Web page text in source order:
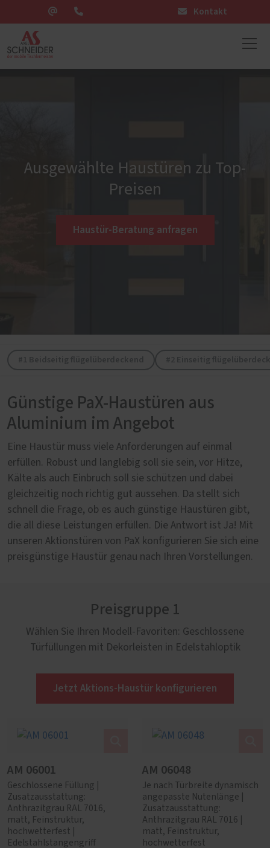
Kontakt
Ausgewählte Haustüren zu Top-
Preisen
Haustür-Beratung anfragen
Günstige PaX-Haustüren aus
Aluminium im Angebot
Eine Haustür muss viele Anforderungen auf einmal
erfüllen. Robust und langlebig soll sie sein, vor Hitze,
Kälte als auch Einbruch soll sie schützen und dabei
gleichzeitig noch richtig gut aussehen. Da stellt sich
schnell die Frage, ob es auch günstige Haustüren gibt,
die all diese Leistungen erfüllen. Die Antwort ist Ja! Mit
unseren Aktionstüren von PaX konfigurieren Sie sich eine
preisgünstige Haustür genau nach Ihren Vorstellungen.
Preisgruppe 1
Wählen Sie Ihren Modell-Favoriten: Geschlossene
Türfüllungen mit Dekorleisten in Edelstahloptik
Jetzt Aktions-Haustür konfigurieren
AM 06001
Geschlossene Füllung |
Zusatzausstattung:
Anthrazitgrau RAL 7016,
matt, Feinstruktur,
hochwetterfest |
Edelstahlstangengriff
AM 06048
Je nach Türbreite dynamisch
angepasste Nutenlänge |
Zusatzausstattung:
Anthrazitgrau RAL 7016 |
matt, Feinstruktur,
hochwetterfest